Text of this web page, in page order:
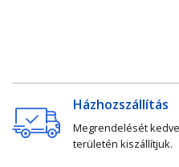
Házhozszállítás
Megrendelését
területén